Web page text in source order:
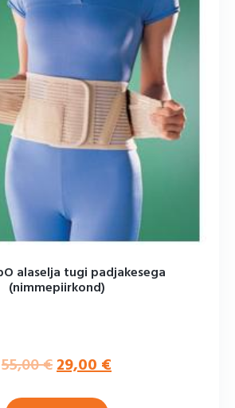
alaselja tugi padjakesega
(nimmepiirkond)
55,00€29,00€